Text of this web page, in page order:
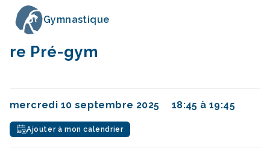
re Pré-gym
Gymnastique
mercredi 10 septembre 2025 18:45 à 19:45
Ajouter à mon calendrier